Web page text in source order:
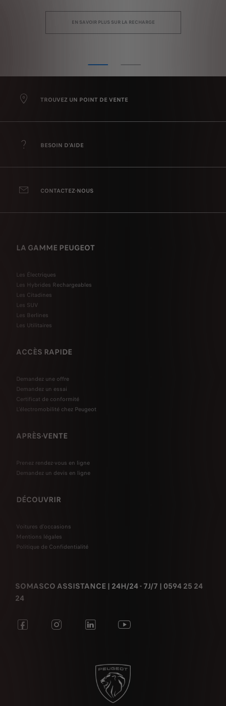
EN SAVOIR PLUS SUR LA RECHARGE
TROUVEZ UN POINT DE VENTE
BESOIN D'AIDE
CONTACTEZ-NOUS
LA GAMME PEUGEOT
Les Électriques
Les Hybrides Rechargeables
Les Citadines
Les SUV
Les Berlines
Les Utilitaires
ACCÈS RAPIDE
Demandez une offre
Demandez un essai
Certificat de conformité
L'électromobilité chez Peugeot
APRÈS-VENTE
Prenez rendez-vous en ligne
Demandez un devis en ligne
DÉCOUVRIR
Voitures d'occasions
Mentions légales
Politique de Confidentialité
SOMASCO ASSISTANCE | 24H/24 - 7J/7 | 0594 25 24
24